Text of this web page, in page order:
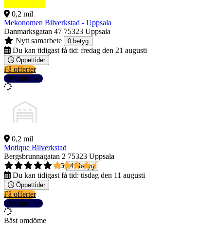
0,2 mil
Mekonomen Bilverkstad - Uppsala
Danmarksgatan 47 75323 Uppsala
Nytt samarbete
0 betyg
Du kan tidigast få tid: fredag den 21 augusti
Öppettider
Få offerter
Detaljer
0,2 mil
Motique Bilverkstad
Bergsbrunnagatan 2 75323 Uppsala
4,5
41 betyg
Du kan tidigast få tid: tisdag den 11 augusti
Öppettider
Få offerter
Detaljer
Bäst omdöme